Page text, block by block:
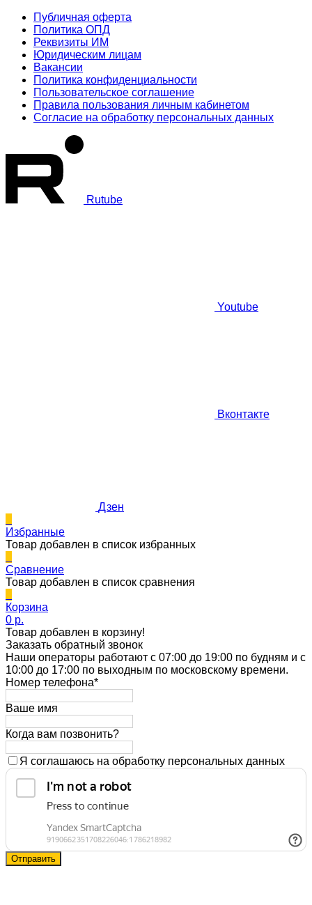
Публичная оферта
Политика ОПД
Реквизиты ИМ
Юридическим лицам
Вакансии
Политика конфиденциальности
Пользовательское соглашение
Правила пользования личным кабинетом
Согласие на обработку персональных данных
Rutube
Youtube
Вконтакте
Дзен
Избранные
Товар добавлен в список избранных
Сравнение
Товар добавлен в список сравнения
Корзина
0 p.
Товар добавлен в корзину!
Заказать обратный звонок
Наши операторы работают с 07:00 до 19:00 по будням и с
10:00 до 17:00 по выходным по московскому времени.
Номер телефона*
Ваше имя
Когда вам позвонить?
Я соглашаюсь на обработку персональных данных